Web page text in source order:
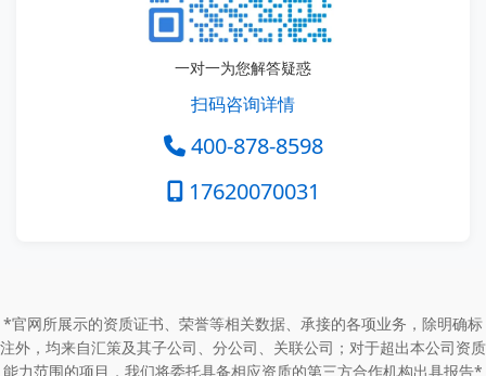
一对一为您解答疑惑
扫码咨询详情
400-878-8598
17620070031
*官网所展示的资质证书、荣誉等相关数据、承接的各项业务，除明确标
注外，均来自汇策及其子公司、分公司、关联公司；对于超出本公司资质
能力范围的项目，我们将委托具备相应资质的第三方合作机构出具报告*